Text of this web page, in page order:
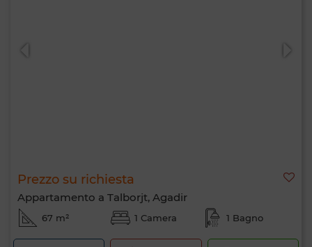
Prezzo su richiesta
Appartamento a Talborjt, Agadir
67 m² 1 Camera 1 Bagno